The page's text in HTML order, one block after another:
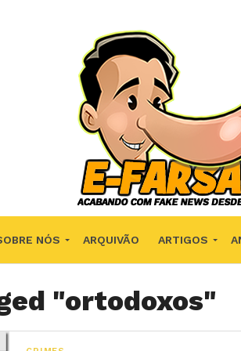
NÓS ARQUIVÃO ARTIGOS
"ortodoxos"